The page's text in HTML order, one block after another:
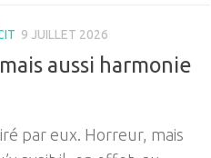
9 JUILLET 2026
aussi harmonie
par eux. Horreur, mais